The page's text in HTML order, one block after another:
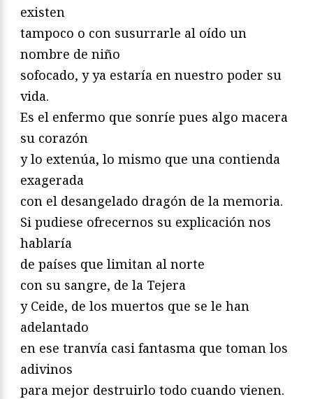
existen
tampoco o con susurrarle al oído un
nombre de niño
sofocado, y ya estaría en nuestro poder su
vida.
Es el enfermo que sonríe pues algo macera
su corazón
y lo extenúa, lo mismo que una contienda
exagerada
con el desangelado dragón de la memoria.
Si pudiese ofrecernos su explicación nos
hablaría
de países que limitan al norte
con su sangre, de la Tejera
y Ceide, de los muertos que se le han
adelantado
en ese tranvía casi fantasma que toman los
adivinos
para mejor destruirlo todo cuando vienen.